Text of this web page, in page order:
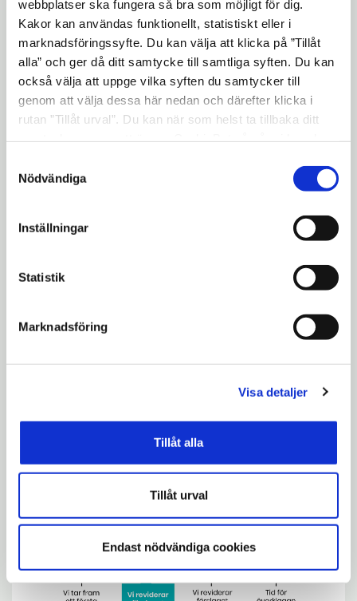
webbplatser ska fungera så bra som möjligt för dig.
Kakor kan användas funktionellt, statistiskt eller i
marknadsföringssyfte. Du kan välja att klicka på ”Tillåt
alla” och ger då ditt samtycke till samtliga syften. Du kan
också välja att uppge vilka syften du samtycker till
genom att välja dessa här nedan och därefter klicka i
rutan ”Tillåt urval”. Du kan när som helst ta tillbaka ditt
"Visa detaljer" kan du läsa om hur kakorna används och
hur vi och våra leverantörer inhämtar och behandlar
Nödvändiga
Inställningar
Statistik
Marknadsföring
Visa detaljer
Tillåt alla
Tillåt urval
Endast nödvändiga cookies
Samråd genomfördes 7 oktober - 23
november 2015
Granskning genomfördes 20 juni - 31
augusti 2016
Granskning beräknas ske kvartal 3 2026
Detta pågår just nu
Planarbetet beräknas att återupptas under
hösten 2025. Eftersom planförslaget har
genomförda granskningen kommer ett
granskning.
planförslaget är i det förnyade
granskningsskedet.